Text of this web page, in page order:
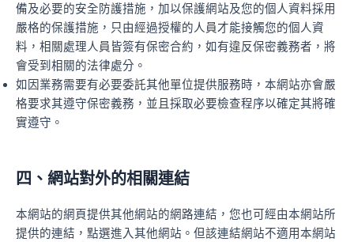
備及必要的安全防護措施，加以保護網站及您的個人資料採用
嚴格的保護措施，只由經過授權的人員才能接觸您的個人資
料，相關處理人員皆簽有保密合約，如有違反保密義務者，將
會受到相關的法律處分。
如因業務需要有必要委託其他單位提供服務時，本網站亦會嚴
格要求其遵守保密義務，並且採取必要檢查程序以確定其將確
實遵守。
四、網站對外的相關連結
本網站的網頁提供其他網站的網路連結，您也可經由本網站所
提供的連結，點選進入其他網站。但該連結網站不適用本網站